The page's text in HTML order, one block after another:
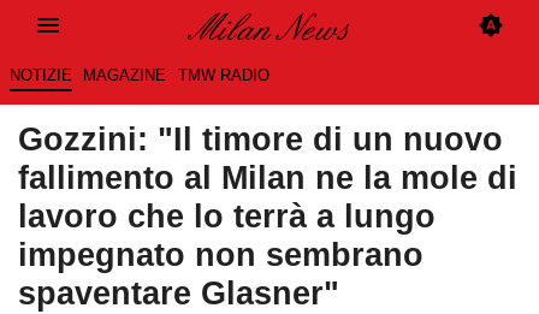
NOTIZIE MAGAZINE TMW RADIO
Gozzini: "Il timore di un nuovo
fallimento al Milan ne la mole di
lavoro che lo terrà a lungo
impegnato non sembrano
spaventare Glasner"